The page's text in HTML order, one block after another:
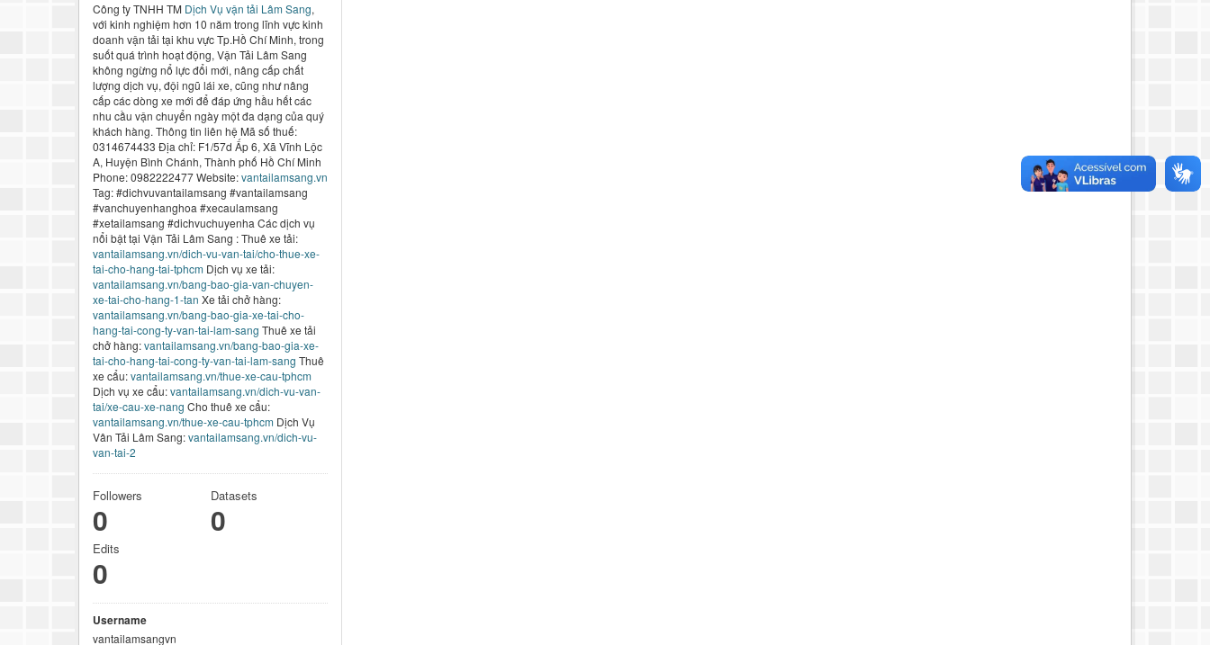
Công ty TNHH TM Dịch Vụ vận tải Lâm Sang,
với kinh nghiệm hơn 10 năm trong lĩnh vực kinh
doanh vận tải tại khu vực Tp.Hồ Chí Minh, trong
suốt quá trình hoạt động, Vận Tải Lâm Sang
không ngừng nổ lực đổi mới, nâng cấp chất
lượng dịch vụ, đội ngũ lái xe, cũng như nâng
cấp các dòng xe mới để đáp ứng hầu hết các
nhu cầu vận chuyển ngày một đa dạng của quý
khách hàng. Thông tin liên hệ Mã số thuế:
0314674433 Địa chỉ: F1/57d Ấp 6, Xã Vĩnh Lộc
A, Huyện Bình Chánh, Thành phố Hồ Chí Minh
Phone: 0982222477 Website:vantailamsang.vn
Tag: #dichvuvantailamsang #vantailamsang
#vanchuyenhanghoa #xecaulamsang
#xetailamsang #dichvuchuyenha Các dịch vụ
nổi bật tại Vận Tải Lâm Sang : Thuê xe tải:
vantailamsang.vn/dich-vu-van-tai/cho-thue-xe-
tai-cho-hang-tai-tphcm Dịch vụ xe tải:
vantailamsang.vn/bang-bao-gia-van-chuyen-
xe-tai-cho-hang-1-tan Xe tải chở hàng:
vantailamsang.vn/bang-bao-gia-xe-tai-cho-
hang-tai-cong-ty-van-tai-lam-sang Thuê xe tải
chở hàng:vantailamsang.vn/bang-bao-gia-xe-
tai-cho-hang-tai-cong-ty-van-tai-lam-sang Thuê
xe cẩu:vantailamsang.vn/thue-xe-cau-tphcm
Dịch vụ xe cẩu:vantailamsang.vn/dich-vu-van-
tai/xe-cau-xe-nang Cho thuê xe cẩu:
vantailamsang.vn/thue-xe-cau-tphcm Dịch Vụ
Vân Tải Lâm Sang:vantailamsang.vn/dich-vu-
van-tai-2
Followers
0
Datasets
0
Edits
0
Username
vantailamsangvn